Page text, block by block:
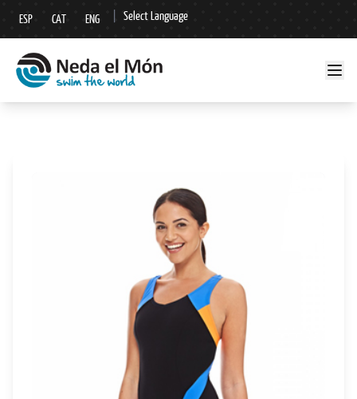
ESP CAT ENG Select Language
▼